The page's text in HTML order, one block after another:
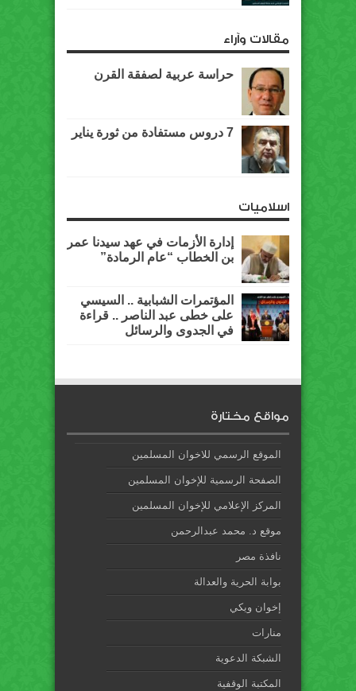
مقالات وآراء
حراسة عربية لصفقة القرن
7 دروس مستفادة من ثورة يناير
اسلاميات
إدارة الأزمات في عهد سيدنا عمر
بن الخطاب “عام الرمادة”
المؤتمرات الشبابية .. السيسي
على خطى عبد الناصر .. قراءة
في الجدوى والرسائل
مواقع مختارة
الموقع الرسمي للاخوان المسلمين
الصفحة الرسمية للإخوان المسلمين
المركز الإعلامي للإخوان المسلمين
موقع د. محمد عبدالرحمن
نافذة مصر
بوابة الحرية والعدالة
إخوان ويكي
منارات
الشبكة الدعوية
المكتبة الوقفية